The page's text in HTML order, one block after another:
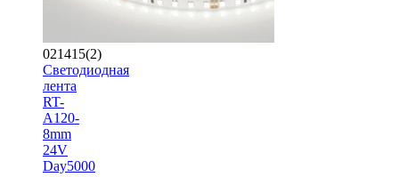
021415(2)
Светодиодная
лента
RT-
A120-
8mm
24V
Day5000